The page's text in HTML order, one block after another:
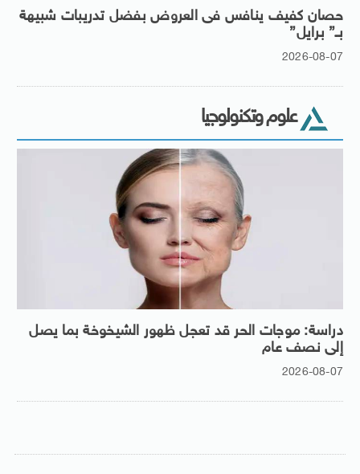
حصان كفيف ينافس فى العروض بفضل تدريبات شبيهة
بـ” برايل”
2026-08-07
علوم وتكنولوجيا
دراسة: موجات الحر قد تعجل ظهور الشيخوخة بما يصل
إلى نصف عام
2026-08-07